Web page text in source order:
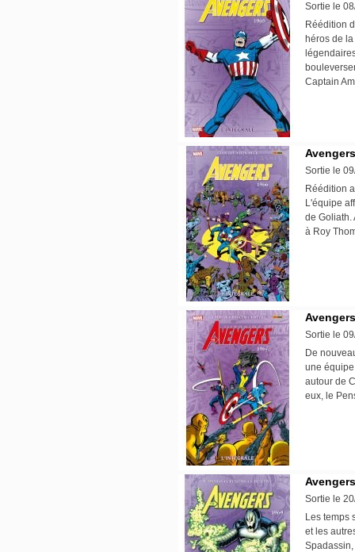
Sortie le
Réédition
héros de
Captain
Sortie le
Réédition
L'équipe
de Goliath.
à Roy
Sortie le
De
une
autour de
eux, le
Sortie le
Les temps
et les